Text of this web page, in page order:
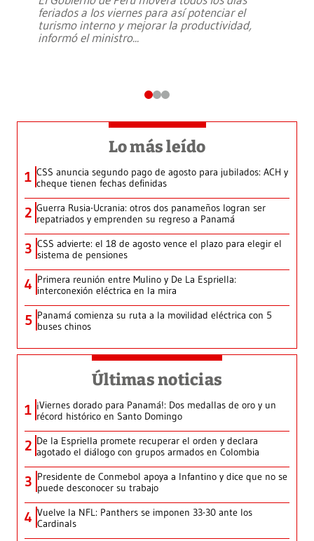
feriados a los viernes para así potenciar el
turismo interno y mejorar la productividad,
informó el ministro...
Lo más leído
1 CSS anuncia segundo pago de agosto para jubilados: ACH y
cheque tienen fechas definidas
2 Guerra Rusia-Ucrania: otros dos panameños logran ser
repatriados y emprenden su regreso a Panamá
3 CSS advierte: el 18 de agosto vence el plazo para elegir el
sistema de pensiones
4 Primera reunión entre Mulino y De La Espriella:
interconexión eléctrica en la mira
5 Panamá comienza su ruta a la movilidad eléctrica con 5
buses chinos
Últimas noticias
1 ¡Viernes dorado para Panamá!: Dos medallas de oro y un
récord histórico en Santo Domingo
2 De la Espriella promete recuperar el orden y declara
agotado el diálogo con grupos armados en Colombia
3 Presidente de Conmebol apoya a Infantino y dice que no se
puede desconocer su trabajo
4 Vuelve la NFL: Panthers se imponen 33-30 ante los
Cardinals